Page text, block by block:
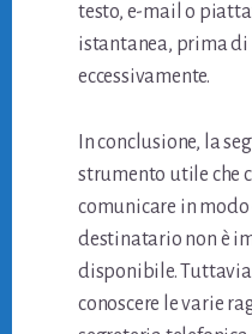
testo, e-mail o
istantanea, prima di
eccessivamente.
In conclusione, la
strumento utile che
comunicare in
destinatario non è
disponibile.
conoscere le varie